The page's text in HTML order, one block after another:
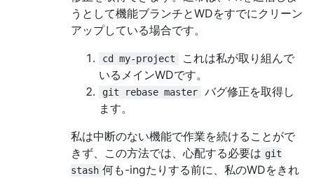
うとして機能ブランチとWDをすでにクリーン
アップしている場合です。
cd my-project
これは私が取り組んで
いるメインWDです。
git rebase master
バグ修正を取得し
ます。
私は中断のない機能で作業を続けることがで
きず、この方法では、心配する必要は git
stash 何も-ingたりする前に、私のWDをきれ